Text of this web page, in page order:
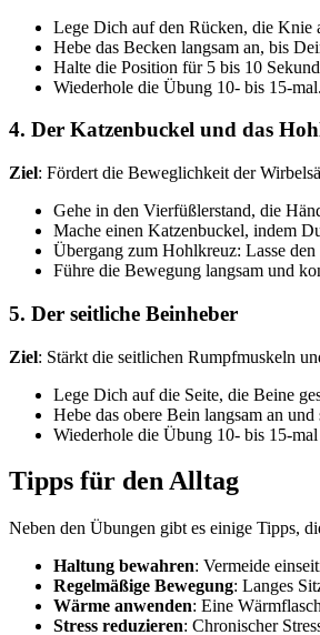
Lege Dich auf den Rücken, die Knie
Hebe das Becken langsam an, bis
Halte die Position für 5 bis 10
Wiederhole die Übung 10- bis 15-mal.
4. Der Katzenbuckel und das
Ziel: Fördert die Beweglichkeit der
Gehe in den Vierfüßlerstand, die
Mache einen Katzenbuckel, indem
Übergang zum Hohlkreuz: Lasse
Führe die Bewegung langsam und
5. Der seitliche Beinheber
Ziel: Stärkt die seitlichen Rumpfmuskeln
Lege Dich auf die Seite, die Beine
Hebe das obere Bein langsam an
Wiederhole die Übung 10- bis 15-mal
Tipps für den Alltag
Neben den Übungen gibt es einige Tipps,
Haltung bewahren: Vermeide
Regelmäßige Bewegung: Langes
Wärme anwenden: Eine
Stress reduzieren: Chronischer